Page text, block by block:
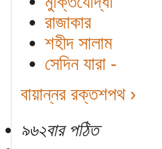
রাজাকার
শহীদ সালাম
সেদিন যারা -
বায়ান্নর রক্তশপথ ›
৯৬২বার পঠিত